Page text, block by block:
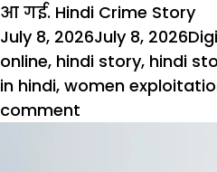
आ गई. Hindi Crime Story
Posted
on
July 8, 2026July 8, 2026
online, hindi story, hindi
in hindi, women
comment